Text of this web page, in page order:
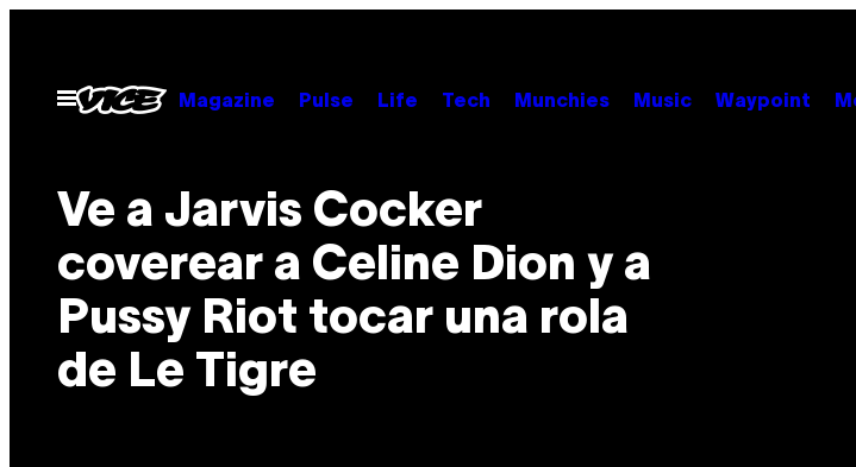
contenido
Abrir
Menú
Magazine Pulse Life Tech Munchies Music Waypoint
Ve a Jarvis Cocker
coverear a Celine Dion y a
Pussy Riot tocar una rola
de Le Tigre